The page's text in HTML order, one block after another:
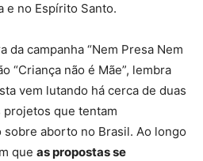
e no Espírito Santo.
da campanha “Nem Presa Nem
“Criança não é Mãe”, lembra
vem lutando há cerca de duas
que tentam
aborto no Brasil. Ao longo
que as propostas se